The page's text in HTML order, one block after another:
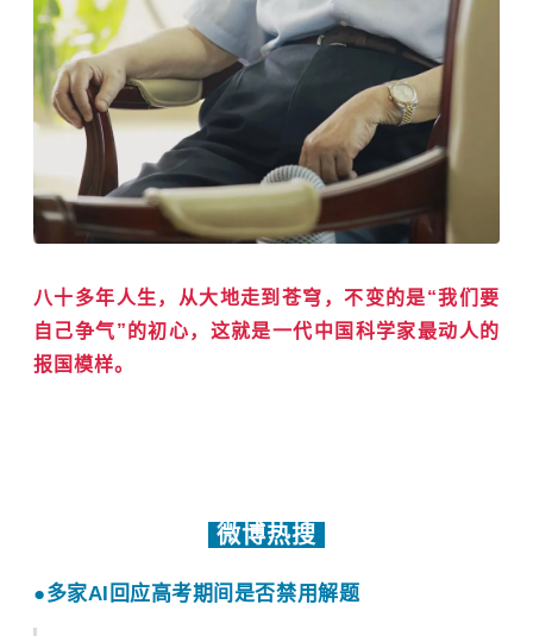
八十多年人生，从大地走到苍穹，不变的是“我们要
自己争气”的初心，这就是一代中国科学家最动人的
报国模样。
微博热搜
●多家AI回应高考期间是否禁用解题